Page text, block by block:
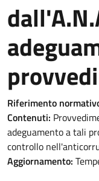
Riferimento
Contenuti:
adeguamento a tali
controllo
Aggiornamento: